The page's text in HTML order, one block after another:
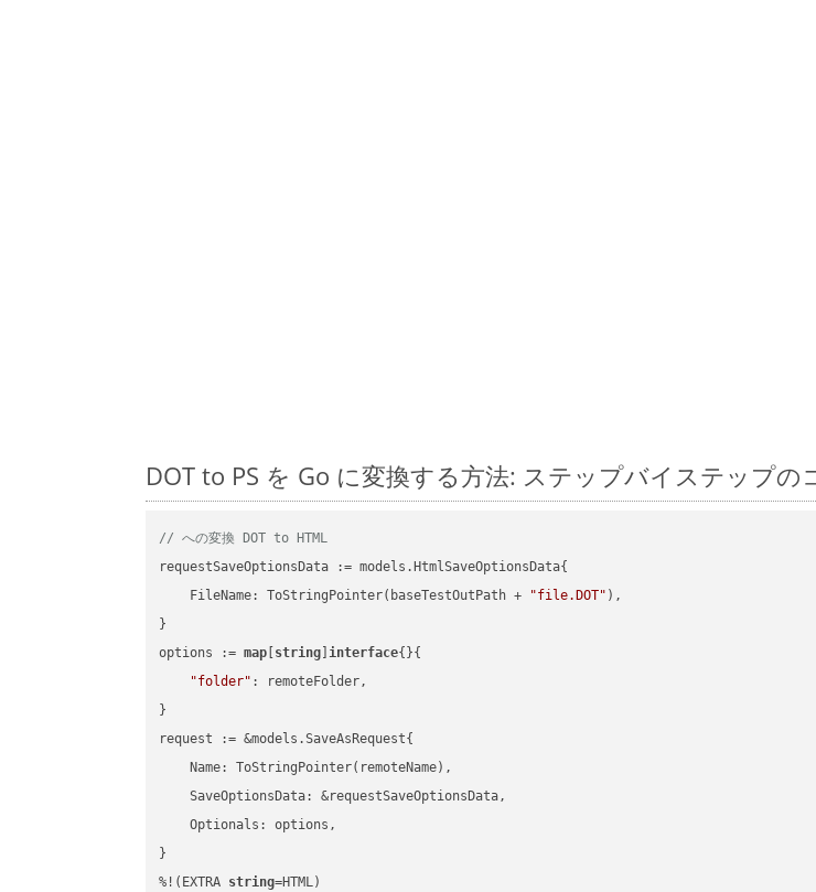
DOT to PS を Go に変換する方法: ステップバイステップの
// への変換 DOT to HTML
requestSaveOptionsData := models.HtmlSaveOptionsData{
    FileName: ToStringPointer(baseTestOutPath +
"file.DOT" ),
}
options := map string ]interface{}{
"folder" : remoteFolder,
}
request := &models.SaveAsRequest{
    Name: ToStringPointer(remoteName),
    SaveOptionsData: &requestSaveOptionsData,
    Optionals: options,
}
%!(EXTRA string